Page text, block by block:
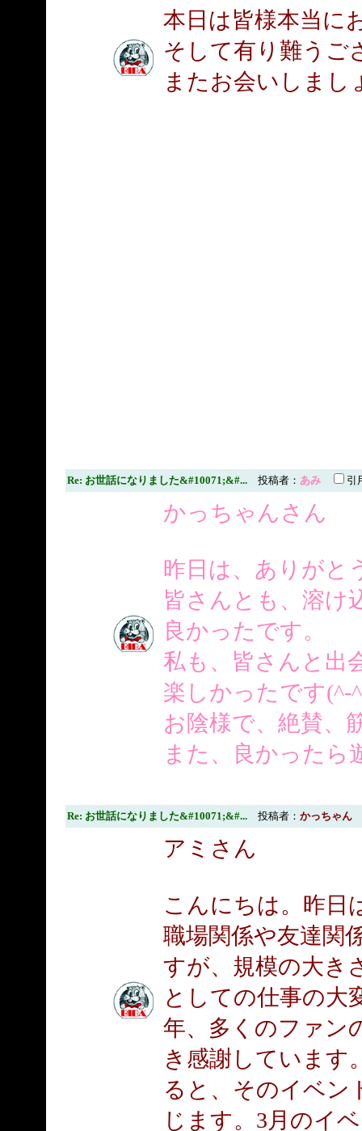
本日は皆様本当に
そして有り難うご
またお会いしまし
Re: お世話になりました&#10071;&#... 投稿者： あみ 引
かっちゃんさん
昨日は、ありがと
皆さんとも、溶け
良かったです。
私も、皆さんと出
楽しかったです(^-
お陰様で、絶賛、
また、良かったら
Re: お世話になりました&#10071;&#... 投稿者： かっちゃん
アミさん
こんにちは。昨日
職場関係や友達関
すが、規模の大き
としての仕事の大
年、多くのファン
き感謝しています
ると、そのイベン
じます。3月のイ